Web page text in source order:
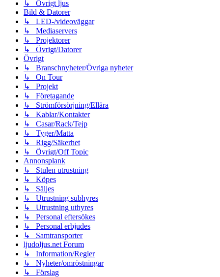
↳ Övrigt ljus
Bild & Datorer
↳ LED-/videoväggar
↳ Mediaservers
↳ Projektorer
↳ Övrigt/Datorer
Övrigt
↳ Branschnyheter/Övriga nyheter
↳ On Tour
↳ Projekt
↳ Företagande
↳ Strömförsörjning/Ellära
↳ Kablar/Kontakter
↳ Casar/Rack/Tejp
↳ Tyger/Matta
↳ Rigg/Säkerhet
↳ Övrigt/Off Topic
Annonsplank
↳ Stulen utrustning
↳ Köpes
↳ Säljes
↳ Utrustning subhyres
↳ Utrustning uthyres
↳ Personal eftersökes
↳ Personal erbjudes
↳ Samtransporter
ljudoljus.net Forum
↳ Information/Regler
↳ Nyheter/omröstningar
↳ Förslag